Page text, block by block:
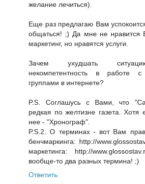
желание лечиться).
Еще раз предлагаю Вам
общаться! ;) Да мне не
маркетинг, но нравятся услуги.
Зачем ухудшать
некомпетентность в работе с
группами в интернете?
P.S. Соглашусь с Вами, что
редкая по желтизне газета. Хотя
нее - "Хронограф".
P.S.2. О терминах - вот Вам
бенчмаркинга: http://
маркетинга: http://
вообще-то два разных термина! ;)
Ответить